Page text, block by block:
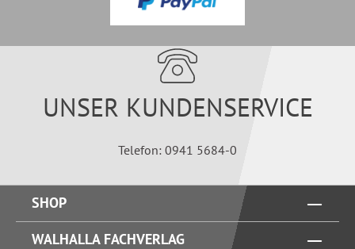
UNSER KUNDENSERVICE
Telefon: 0941 5684-0
SHOP
WALHALLA FACHVERLAG